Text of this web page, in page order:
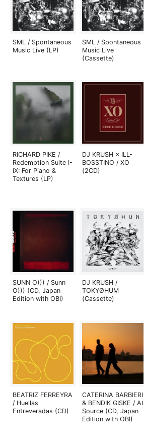
SML / Spontaneous
Music Live (LP)
SML / Spontaneous
Music Live
(Cassette)
RICHARD PIKE /
Redemption Suite I-
IX: For Piano &
Textures (LP)
DJ KRUSH × ILL-
BOSSTINO / XO
(2CD)
SUNN O))) / Sunn
O))) (CD, Japan
Edition with OBI)
DJ KRUSH /
TOKYØHUM
(Cassette)
BEATRIZ FERREYRA
/ Huellas
Entreveradas (CD)
CATERINA BARBIERI
& BENDIK GISKE / At
Source (CD, Japan
Edition with OBI)